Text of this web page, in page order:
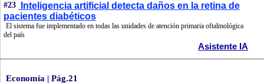
#23
Inteligencia artificial detecta daños en la retina de
pacientes diabéticos
El sistema fue implementado en todas las unidades de atención primaria oftalmológica
del país
Asistente IA
Economía | Pág.21